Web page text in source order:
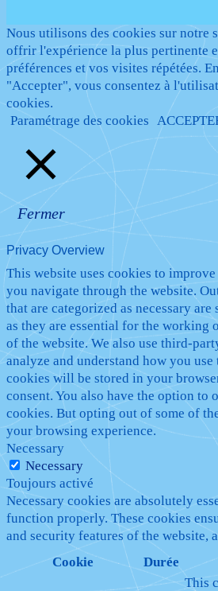
Nous utilisons des cookies sur notre
offrir l'expérience la plus pertinente
préférences et vos visites répétées.
"Accepter", vous consentez à
cookies.
Paramétrage des cookies
Fermer
Privacy Overview
This website uses cookies to
you navigate through the website.
that are categorized as necessary
as they are essential for the working
of the website. We also use third-
analyze and understand how you use
cookies will be stored in your
consent. You also have the option to
cookies. But opting out of some of
your browsing experience.
Necessary
Necessary
Toujours activé
Necessary cookies are absolutely
function properly. These cookies
and security features of the website,
Cookie
Durée
This